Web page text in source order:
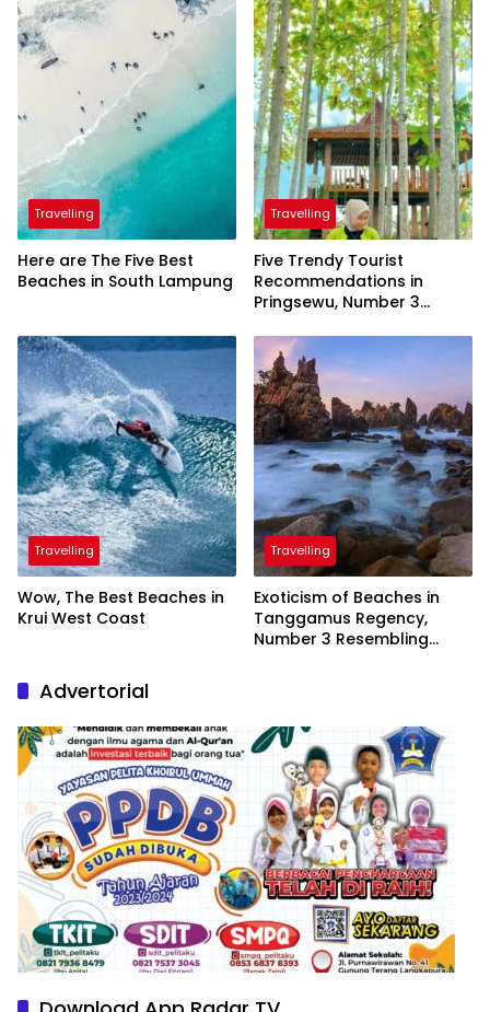
Travelling
Here are The Five Best
Beaches in South Lampung
Travelling
Five Trendy Tourist
Recommendations in
Pringsewu, Number 3
President
Travelling
Wow, The Best Beaches in
Krui West Coast
Travelling
Exoticism of Beaches in
Tanggamus Regency,
Number 3 Resembling
Advertorial